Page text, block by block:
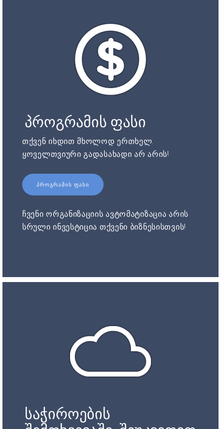
პროგრამის ფასი
თქვენ იხდით მხოლოდ ერთხელ.
ყოველთვიური გადასახადი არ არის!
ᲞᲠᲝᲒᲠᲐᲛᲘᲡ ᲤᲐᲡᲘ
ჩვენი ორგანიზაციის ავტომატიზაცია არის
სრული ინვესტიცია თქვენი ბიზნესისთვის!
საჭიროების